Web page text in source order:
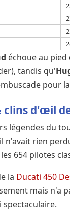
échoue au
tandis qu'
pour
clins d'œil
légendes du
n'avait rien
654 pilotes
la Ducati 450
mais n'a